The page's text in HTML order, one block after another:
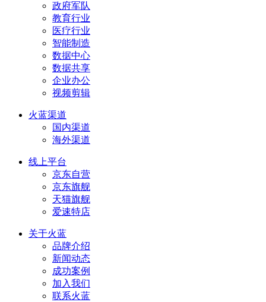
政府军队
教育行业
医疗行业
智能制造
数据中心
数据共享
企业办公
视频剪辑
火蓝渠道
国内渠道
海外渠道
线上平台
京东自营
京东旗舰
天猫旗舰
爱速特店
关于火蓝
品牌介绍
新闻动态
成功案例
加入我们
联系火蓝